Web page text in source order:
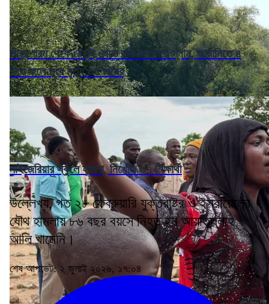
তীব্র গরম থেকে রেহাই পেতে নদী-জলাশয়ে স্নান, জার্মানিতে ৪
দিনে জলে ডুবে মৃত্যু ৩০ জনের
নাইজেরিয়ার স্কুলে হামলা, নিখোঁজ ৩৭ শিক্ষার্থী
উল্লেখ্য, গত ২৮ ফেব্রুয়ারি যুক্তরাষ্ট্র ও ইসরায়েলের
যৌথ হামলায় ৮৬ বছর বয়সে নিহত হন আয়াতুল্লাহ
আলি খামেনি।
শেষ আপডেট: ২ জুলাই ২০২৬, ১৭:০৪